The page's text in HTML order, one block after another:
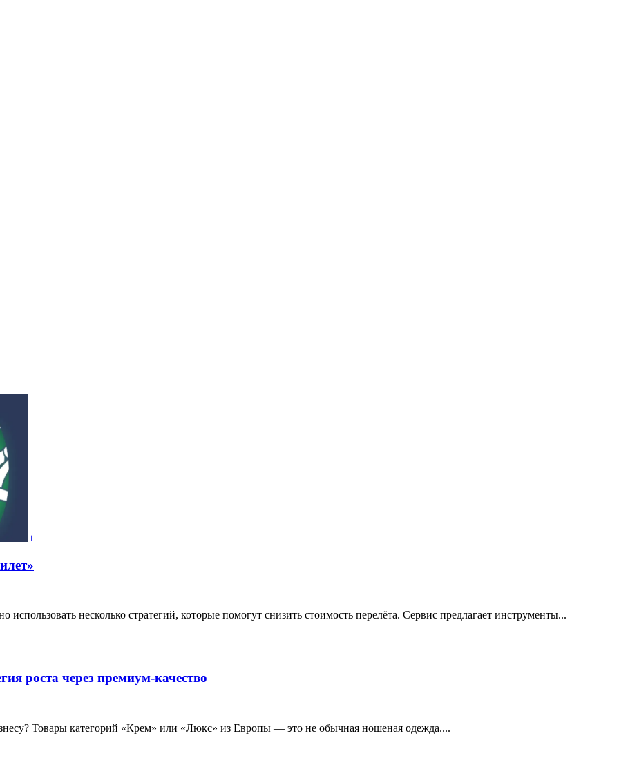
+
несколько стратегий, которые помогут снизить стоимость перелёта. Сервис предлагает инструменты...
роста через премиум-качество
Товары категорий «Крем» или «Люкс» из Европы — это не обычная ношеная одежда....